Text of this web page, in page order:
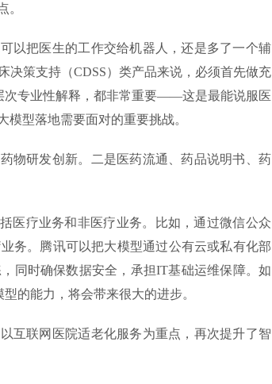
。
以把医生的工作交给机器人，还是多了一个辅
决策支持（CDSS）类产品来说，必须首先做充
次专业性解释，都非常重要——这是最能说服医
型落地需要面对的重要挑战。
物研发创新。二是医药流通、药品说明书、药
医疗业务和非医疗业务。比如，通过微信公众
务。腾讯可以把大模型通过公有云或私有化部
同时确保数据安全，承担IT基础运维保障。如
的能力，将会带来很大的进步。
互联网医院适老化服务为重点，再次提升了智